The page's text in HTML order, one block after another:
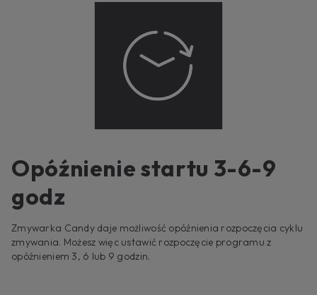
Opóźnienie startu 3-6-9
godz
Zmywarka Candy daje możliwość opóźnienia rozpoczęcia cyklu
zmywania. Możesz więc ustawić rozpoczęcie programu z
opóźnieniem 3, 6 lub 9 godzin.